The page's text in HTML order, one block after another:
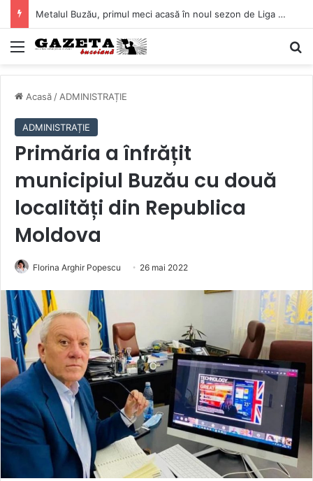
Metalul Buzău, primul meci acasă în noul sezon de Liga 2. Obiectiv clar înaintea duelului cu CS Afumați
Mediu
Acasă / ADMINISTRAȚIE
ADMINISTRAȚIE
Primăria a înfrățit
municipiul Buzău cu două
localități din Republica
Moldova
Florina Arghir Popescu 26 mai 2022